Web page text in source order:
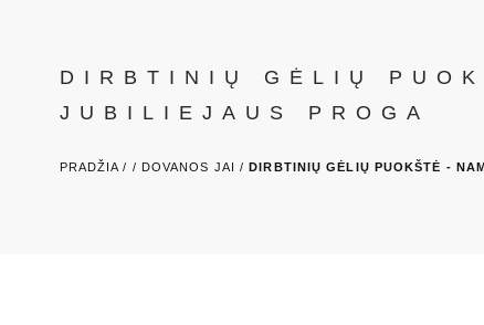
DIRBTINIŲ GĖLIŲ
JUBILIEJAUS PROGA
PRADŽIA / / DOVANOS JAI /DIRBTINIŲ GĖLIŲ PUOKŠTĖ -